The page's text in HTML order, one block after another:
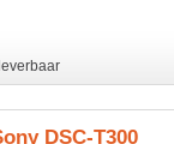
DSC-T300